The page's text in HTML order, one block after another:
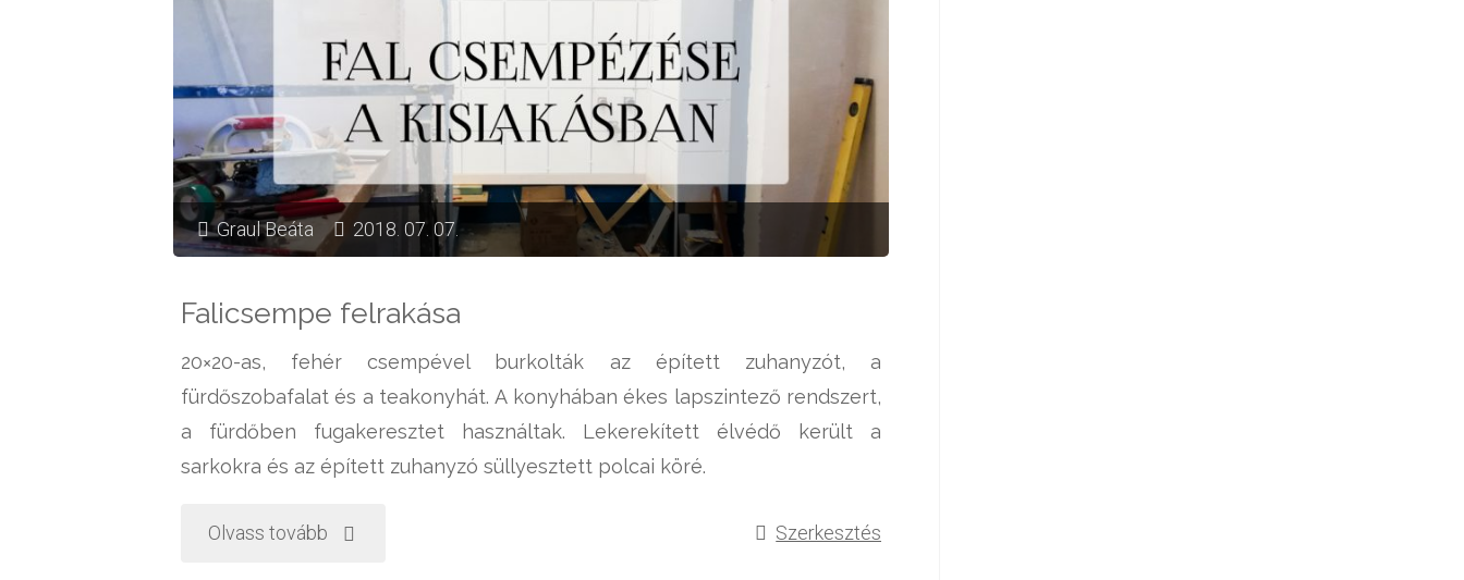
Graul Beáta 2018. 07. 07.
Falicsempe felrakása
20×20-as, fehér csempével burkolták az épített zuhanyzót, a
fürdőszobafalat és a teakonyhát. A konyhában ékes lapszintező rendszert,
a fürdőben fugakeresztet használtak. Lekerekített élvédő került a
sarkokra és az épített zuhanyzó süllyesztett polcai köré.
Olvass tovább "Falicsempe Szerkesztés